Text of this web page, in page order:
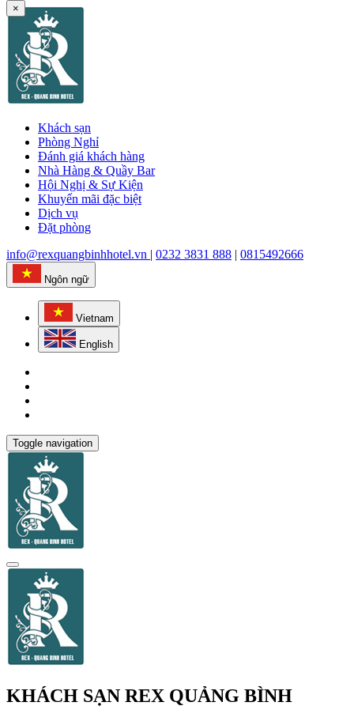
Khách sạn
Phòng Nghỉ
Đánh giá khách hàng
Nhà Hàng & Quầy Bar
Hội Nghị & Sự Kiện
Khuyến mãi đặc biệt
Dịch vụ
Đặt phòng
info@rexquangbinhhotel.vn | 0232 3831 888 | 0815492666
Ngôn ngữ
Vietnam
English
Toggle navigation
KHÁCH SẠN REX QUẢNG BÌNH
×